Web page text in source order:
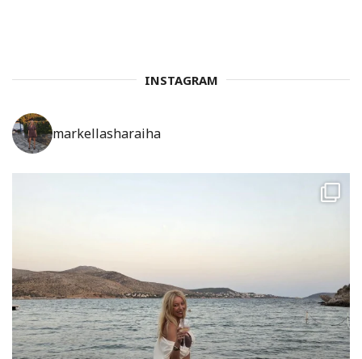
INSTAGRAM
markellasharaiha